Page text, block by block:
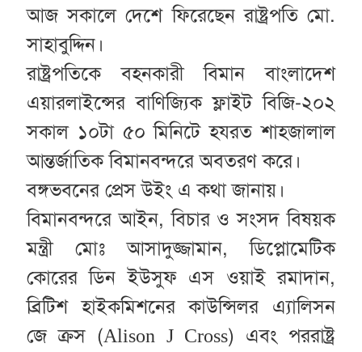
আজ সকালে দেশে ফিরেছেন রাষ্ট্রপতি মো.
সাহাবুদ্দিন।
রাষ্ট্রপতিকে বহনকারী বিমান বাংলাদেশ
এয়ারলাইন্সের বাণিজ্যিক ফ্লাইট বিজি-২০২
সকাল ১০টা ৫০ মিনিটে হযরত শাহজালাল
আন্তর্জাতিক বিমানবন্দরে অবতরণ করে।
বঙ্গভবনের প্রেস উইং এ কথা জানায়।
বিমানবন্দরে আইন, বিচার ও সংসদ বিষয়ক
মন্ত্রী মোঃ আসাদুজ্জামান, ডিপ্লোমেটিক
কোরের ডিন ইউসুফ এস ওয়াই রমাদান,
ব্রিটিশ হাইকমিশনের কাউন্সিলর এ্যালিসন
জে ক্রস (Alison J Cross) এবং পররাষ্ট্র